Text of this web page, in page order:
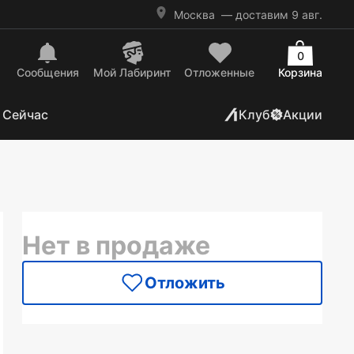
Москва — доставим 9 авг.
Сообщения Mой Лабиринт Отложенные Корзина
0
Клуб Акции
Нет в продаже
Отложить